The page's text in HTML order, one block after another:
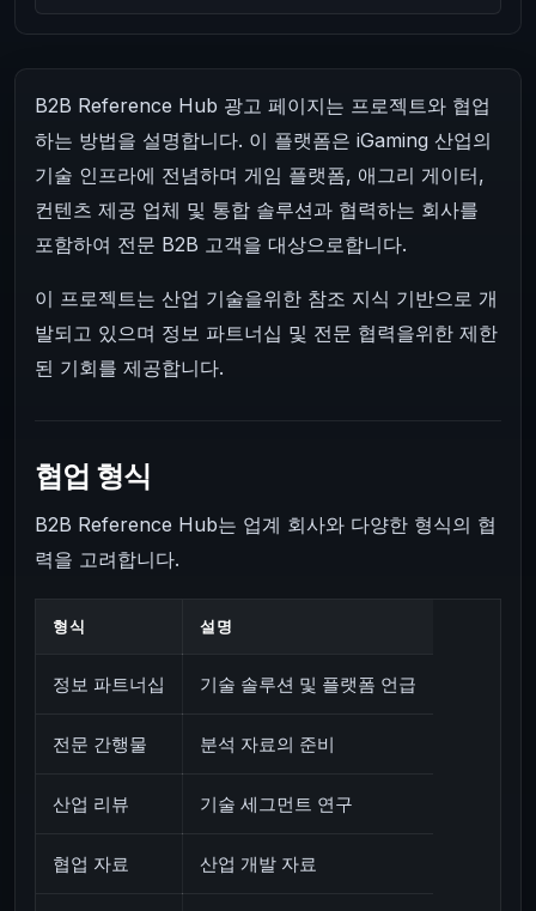
B2B Reference Hub 광고 페이지는 프로젝트와 협업
하는 방법을 설명합니다. 이 플랫폼은 iGaming 산업의
기술 인프라에 전념하며 게임 플랫폼, 애그리 게이터,
컨텐츠 제공 업체 및 통합 솔루션과 협력하는 회사를
포함하여 전문 B2B 고객을 대상으로합니다.
이 프로젝트는 산업 기술을위한 참조 지식 기반으로 개
발되고 있으며 정보 파트너십 및 전문 협력을위한 제한
된 기회를 제공합니다.
협업 형식
B2B Reference Hub는 업계 회사와 다양한 형식의 협
력을 고려합니다.
형식 설명
정보 파트너십 기술 솔루션 및 플랫폼 언급
전문 간행물 분석 자료의 준비
산업 리뷰 기술 세그먼트 연구
협업 자료 산업 개발 자료